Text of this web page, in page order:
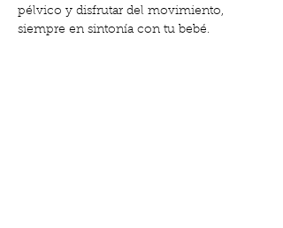
pélvico y disfrutar del movimiento,
siempre en sintonía con tu bebé.